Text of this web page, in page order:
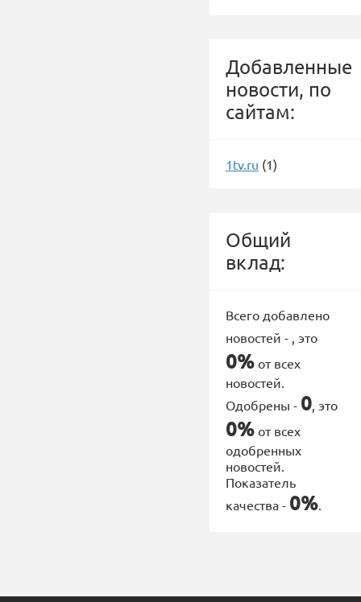
Добавленные
новости, по
сайтам:
1tv.ru (1)
Общий
вклад:
Всего добавлено
новостей - , это
0% от всех
новостей.
Одобрены - 0, это
0% от всех
одобренных
новостей.
Показатель
качества - 0%.